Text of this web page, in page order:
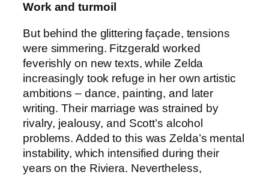
Work and turmoil
But behind the glittering façade, tensions
were simmering. Fitzgerald worked
feverishly on new texts, while Zelda
increasingly took refuge in her own artistic
ambitions – dance, painting, and later
writing. Their marriage was strained by
rivalry, jealousy, and Scott’s alcohol
problems. Added to this was Zelda’s mental
instability, which intensified during their
years on the Riviera. Nevertheless,